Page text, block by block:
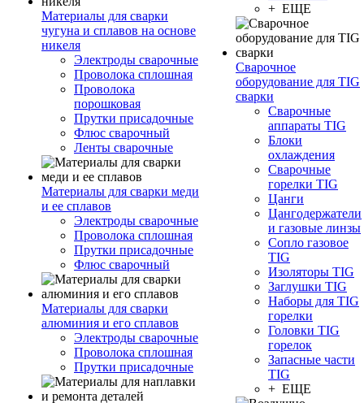
Материалы для сварки
чугуна и сплавов на основе
никеля
Электроды сварочные
Проволока сплошная
Проволока
порошковая
Прутки присадочные
Флюс сварочный
Ленты сварочные
Материалы для сварки меди
и ее сплавов
Электроды сварочные
Проволока сплошная
Прутки присадочные
Флюс сварочный
Материалы для сварки
алюминия и его сплавов
Электроды сварочные
Проволока сплошная
Прутки присадочные
+ ЕЩЕ
Сварочное
оборудование для TIG
сварки
Сварочные
аппараты TIG
Блоки
охлаждения
Сварочные
горелки TIG
Цанги
Цангодержатели
и газовые линзы
Сопло газовое
TIG
Изоляторы TIG
Заглушки TIG
Наборы для TIG
горелки
Головки TIG
горелок
Запасные части
TIG
+ ЕЩЕ